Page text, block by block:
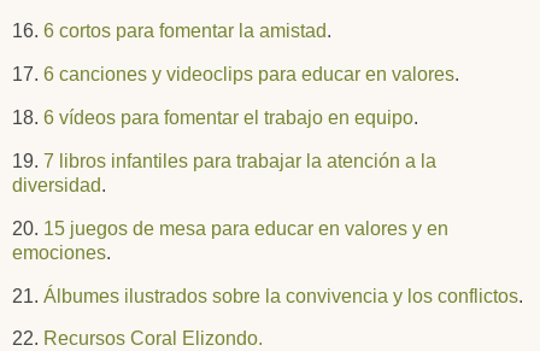
16. 6 cortos para fomentar la amistad.
17. 6 canciones y videoclips para educar en valores.
18. 6 vídeos para fomentar el trabajo en equipo.
19. 7 libros infantiles para trabajar la atención a la
diversidad.
20. 15 juegos de mesa para educar en valores y en
emociones.
21. Álbumes ilustrados sobre la convivencia y los conflictos.
22. Recursos Coral Elizondo.